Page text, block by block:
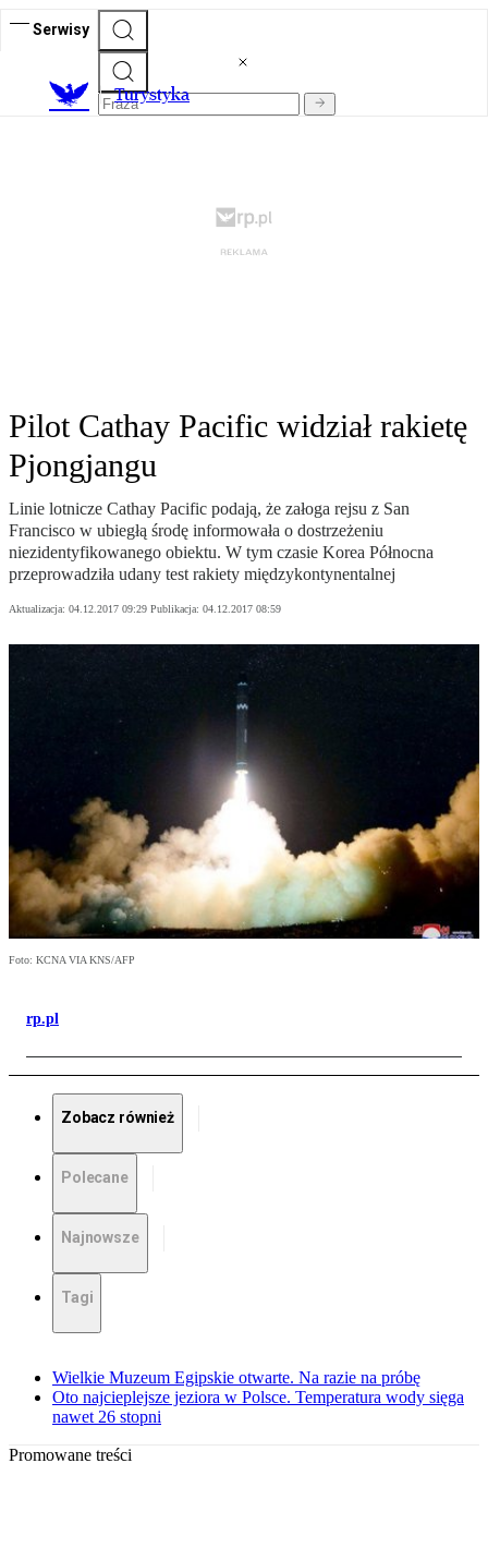
Serwisy
Turystyka
Pilot Cathay Pacific widział rakietę
Pjongjangu
Linie lotnicze Cathay Pacific podają, że załoga rejsu z San
Francisco w ubiegłą środę informowała o dostrzeżeniu
niezidentyfikowanego obiektu. W tym czasie Korea Północna
przeprowadziła udany test rakiety międzykontynentalnej
Aktualizacja: 04.12.2017 09:29 Publikacja: 04.12.2017 08:59
Foto: KCNA VIA KNS/AFP
rp.pl
Zobacz również
Polecane
Najnowsze
Tagi
Wielkie Muzeum Egipskie otwarte. Na razie na próbę
Oto najcieplejsze jeziora w Polsce. Temperatura wody sięga
nawet 26 stopni
Promowane treści